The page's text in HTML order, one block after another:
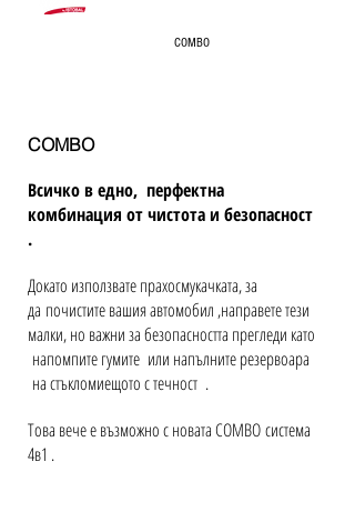
COMBO
COMBO
Всичко в едно, перфектна
комбинация от чистота и безопасност
.
Докато използвате прахосмукачката, за
да почистите вашия автомобил ,направете тези
малки, но важни за безопасността прегледи като
напомпите гумите или напълните резервоара
на стъкломиещото с течност .
Това вече е възможно с новата COMBO система
4в1 .